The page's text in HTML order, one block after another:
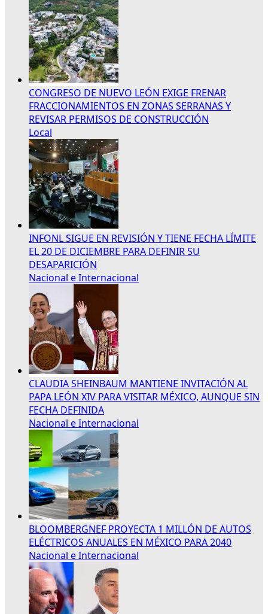
CONGRESO DE NUEVO LEÓN EXIGE FRENAR
FRACCIONAMIENTOS EN ZONAS SERRANAS Y
REVISAR PERMISOS DE CONSTRUCCIÓN
Local
INFONL SIGUE EN REVISIÓN Y TIENE FECHA LÍMITE
EL 20 DE DICIEMBRE PARA DEFINIR SU
DESAPARICIÓN
Nacional e Internacional
CLAUDIA SHEINBAUM MANTIENE INVITACIÓN AL
PAPA LEÓN XIV PARA VISITAR MÉXICO, AUNQUE SIN
FECHA DEFINIDA
Nacional e Internacional
BLOOMBERGNEF PROYECTA 1 MILLÓN DE AUTOS
ELÉCTRICOS ANUALES EN MÉXICO PARA 2040
Nacional e Internacional